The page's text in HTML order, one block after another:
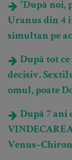
“După noi,
Uranus din 4
simultan pe
După tot
decisiv.
omul, poate
După 7 ani